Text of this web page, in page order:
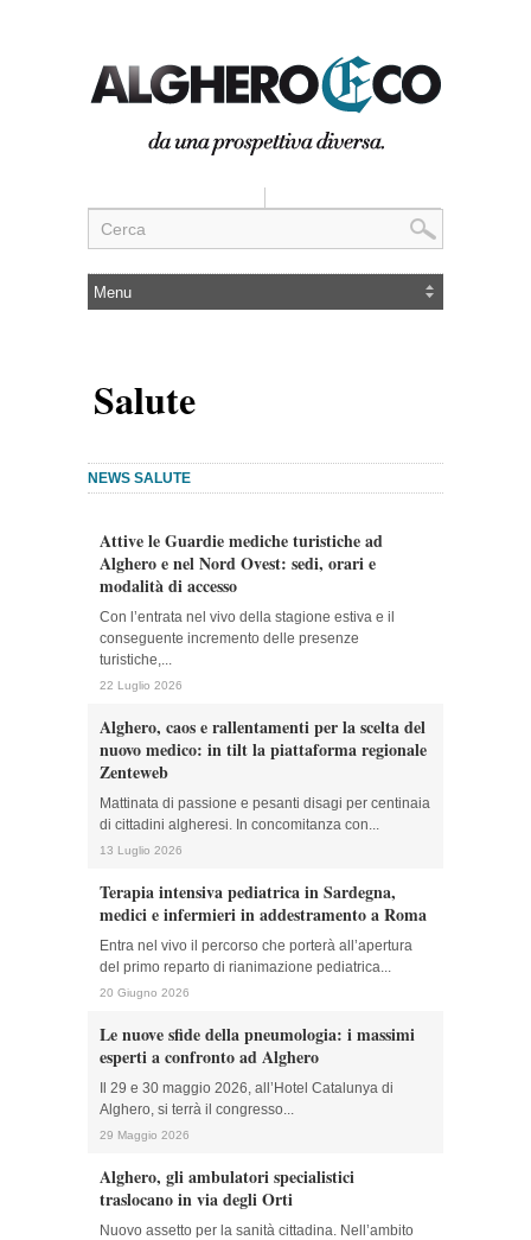
Salute
NEWS SALUTE
Attive le Guardie mediche turistiche ad
Alghero e nel Nord Ovest: sedi, orari e
modalità di accesso
Con l’entrata nel vivo della stagione estiva e il
conseguente incremento delle presenze
turistiche,...
22 Luglio 2026
Alghero, caos e rallentamenti per la scelta del
nuovo medico: in tilt la piattaforma regionale
Zenteweb
Mattinata di passione e pesanti disagi per centinaia
di cittadini algheresi. In concomitanza con...
13 Luglio 2026
Terapia intensiva pediatrica in Sardegna,
medici e infermieri in addestramento a Roma
Entra nel vivo il percorso che porterà all’apertura
del primo reparto di rianimazione pediatrica...
20 Giugno 2026
Le nuove sfide della pneumologia: i massimi
esperti a confronto ad Alghero
Il 29 e 30 maggio 2026, all’Hotel Catalunya di
Alghero, si terrà il congresso...
29 Maggio 2026
Alghero, gli ambulatori specialistici
traslocano in via degli Orti
Nuovo assetto per la sanità cittadina. Nell’ambito